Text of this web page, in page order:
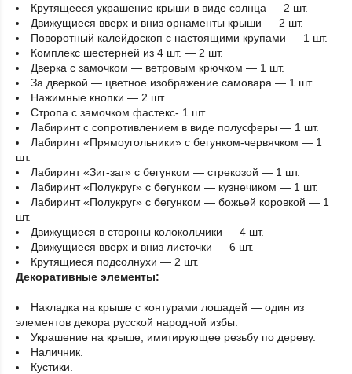
Крутящееся украшение крыши в виде солнца — 2 шт.
Движущиеся вверх и вниз орнаменты крыши — 2 шт.
Поворотный калейдоскоп с настоящими крупами — 1 шт.
Комплекс шестерней из 4 шт. — 2 шт.
Дверка с замочком — ветровым крючком — 1 шт.
За дверкой — цветное изображение самовара — 1 шт.
Нажимные кнопки — 2 шт.
Стропа с замочком фастекс- 1 шт.
Лабиринт с сопротивлением в виде полусферы — 1 шт.
Лабиринт «Прямоугольники» с бегунком-червячком — 1
шт.
Лабиринт «Зиг-заг» с бегунком — стрекозой — 1 шт.
Лабиринт «Полукруг» с бегунком — кузнечиком — 1 шт.
Лабиринт «Полукруг» с бегунком — божьей коровкой — 1
шт.
Движущиеся в стороны колокольчики — 4 шт.
Движущиеся вверх и вниз листочки — 6 шт.
Крутящиеся подсолнухи — 2 шт.
Декоративные элементы:
Накладка на крыше с контурами лошадей — один из
элементов декора русской народной избы.
Украшение на крыше, имитирующее резьбу по дереву.
Наличник.
Кустики.